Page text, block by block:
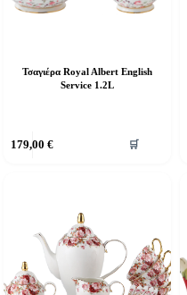
Τσαγιέρα Royal Albert English
Service 1.2L
179,00€ 🛒